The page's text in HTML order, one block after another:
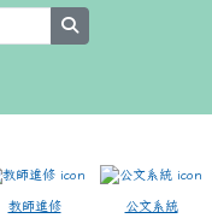
教師進修 公文系統